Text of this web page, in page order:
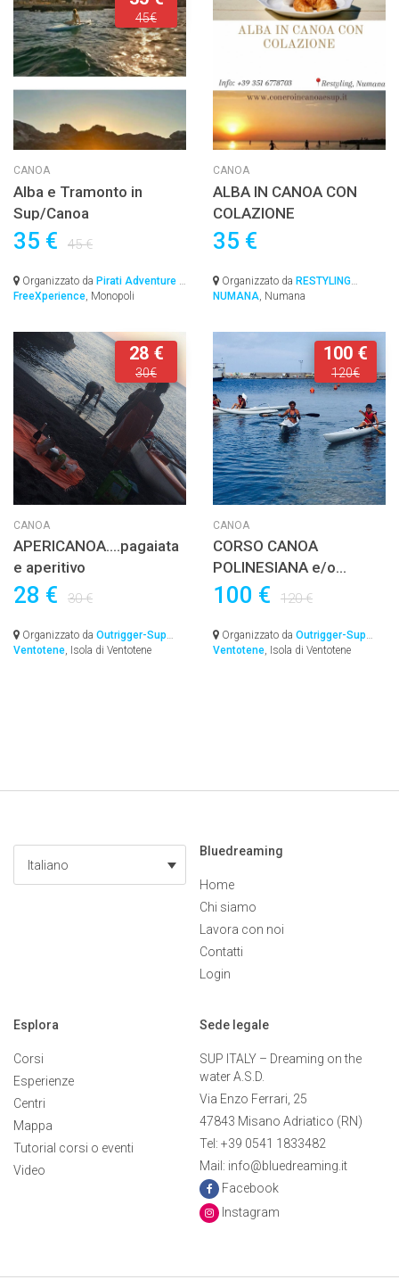
45€
CANOA
Alba e Tramonto in
Sup/Canoa
35 € 45 €
Organizzato da Pirati Adventure &
FreeXperience , Monopoli
CANOA
ALBA IN CANOA CON
COLAZIONE
35 €
Organizzato da RESTYLING
NUMANA , Numana
28 €
30€
CANOA
APERICANOA….pagaiata
e aperitivo
28 € 30 €
Organizzato da Outrigger-Sup
Ventotene, Isola di Ventotene
100 €
120€
CANOA
CORSO CANOA
POLINESIANA e/o
SURFSKI
100 € 120 €
Organizzato da Outrigger-Sup
Ventotene, Isola di Ventotene
Italiano
Bluedreaming
Home
Chi siamo
Lavora con noi
Contatti
Login
Esplora
Corsi
Esperienze
Centri
Mappa
Tutorial corsi o eventi
Video
Sede legale
SUP ITALY – Dreaming on the
water A.S.D.
Via Enzo Ferrari, 25
47843 Misano Adriatico (RN)
Tel: +39 0541 1833482
Mail: info@bluedreaming.it
Facebook
Instagram